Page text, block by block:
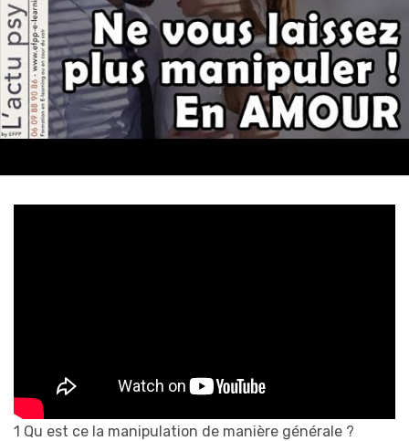
1 Qu est ce la manipulation de manière générale ?